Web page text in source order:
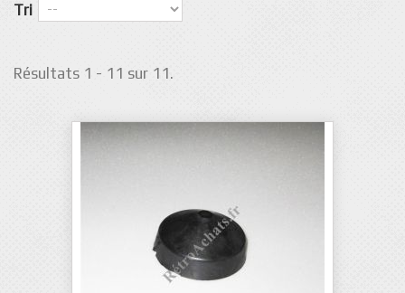
Tri
Résultats 1 - 11 sur 11.